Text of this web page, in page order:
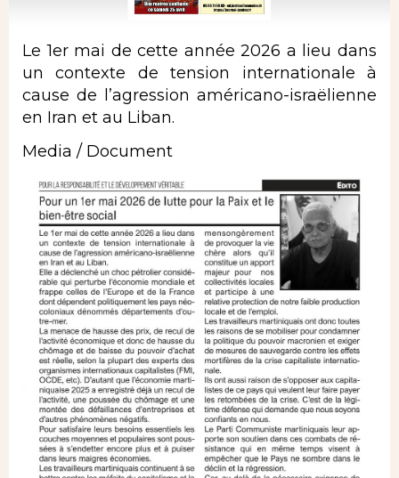
Le 1er mai de cette année 2026 a lieu dans
un contexte de tension internationale à
cause de l’agression américano-israëlienne
en Iran et au Liban.
Media / Document